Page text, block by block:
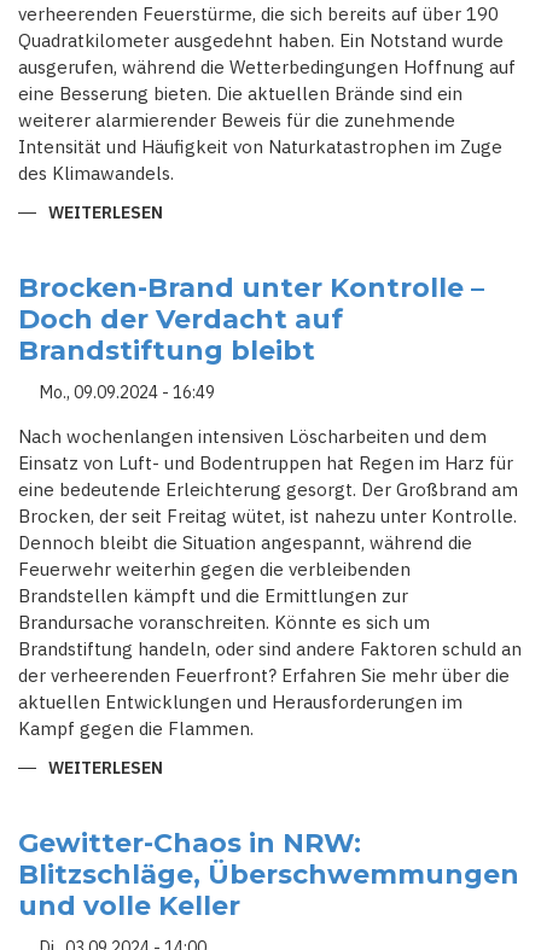
verheerenden Feuerstürme, die sich bereits auf über 190
Quadratkilometer ausgedehnt haben. Ein Notstand wurde
ausgerufen, während die Wetterbedingungen Hoffnung auf
eine Besserung bieten. Die aktuellen Brände sind ein
weiterer alarmierender Beweis für die zunehmende
Intensität und Häufigkeit von Naturkatastrophen im Zuge
des Klimawandels.
WEITERLESEN
MEHR
ALS
190
QUADRATKILOMETER
LAND
IN
FLAMMEN
Brocken-Brand unter Kontrolle –
Doch der Verdacht auf
Brandstiftung bleibt
Mo., 09.09.2024 - 16:49
Nach wochenlangen intensiven Löscharbeiten und dem
Einsatz von Luft- und Bodentruppen hat Regen im Harz für
eine bedeutende Erleichterung gesorgt. Der Großbrand am
Brocken, der seit Freitag wütet, ist nahezu unter Kontrolle.
Dennoch bleibt die Situation angespannt, während die
Feuerwehr weiterhin gegen die verbleibenden
Brandstellen kämpft und die Ermittlungen zur
Brandursache voranschreiten. Könnte es sich um
Brandstiftung handeln, oder sind andere Faktoren schuld an
der verheerenden Feuerfront? Erfahren Sie mehr über die
aktuellen Entwicklungen und Herausforderungen im
Kampf gegen die Flammen.
WEITERLESEN
KONTROLLE
–
DOCH
DER
VERDACHT
AUF
BRANDSTIFTUNG
Gewitter-Chaos in NRW:
Blitzschläge, Überschwemmungen
und volle Keller